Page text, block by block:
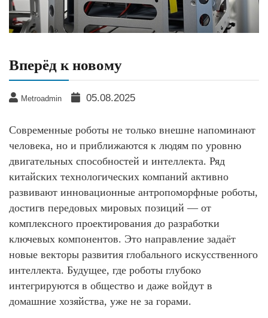
Вперёд к новому
Metroadmin 05.08.2025
Современные роботы не только внешне напоминают
человека, но и приближаются к людям по уровню
двигательных способностей и интеллекта. Ряд
китайских технологических компаний активно
развивают инновационные антропоморфные роботы,
достигв передовых мировых позиций — от
комплексного проектирования до разработки
ключевых компонентов. Это направление задаёт
новые векторы развития глобального искусственного
интеллекта. Будущее, где роботы глубоко
интегрируются в общество и даже войдут в
домашние хозяйства, уже не за горами.